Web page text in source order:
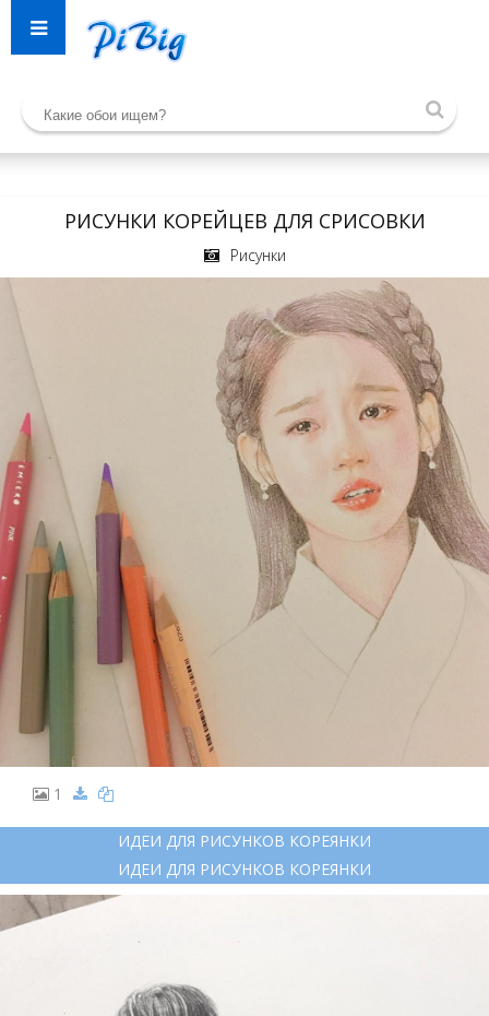
РИСУНКИ КОРЕЙЦЕВ ДЛЯ СРИСОВКИ
Рисунки
1
ИДЕИ ДЛЯ РИСУНКОВ КОРЕЯНКИ
ИДЕИ ДЛЯ РИСУНКОВ КОРЕЯНКИ